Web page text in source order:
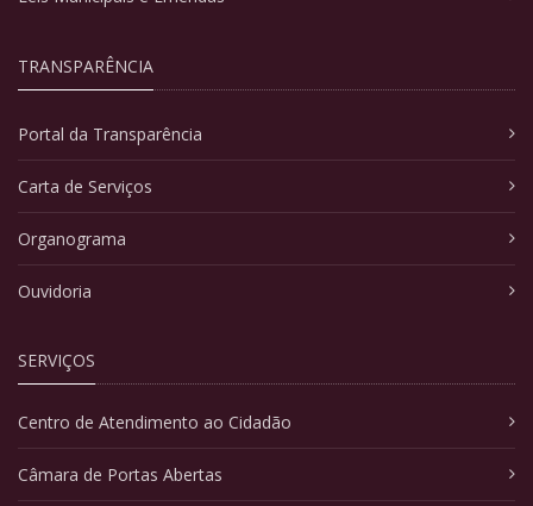
TRANSPARÊNCIA
Portal da Transparência
Carta de Serviços
Organograma
Ouvidoria
SERVIÇOS
Centro de Atendimento ao Cidadão
Câmara de Portas Abertas